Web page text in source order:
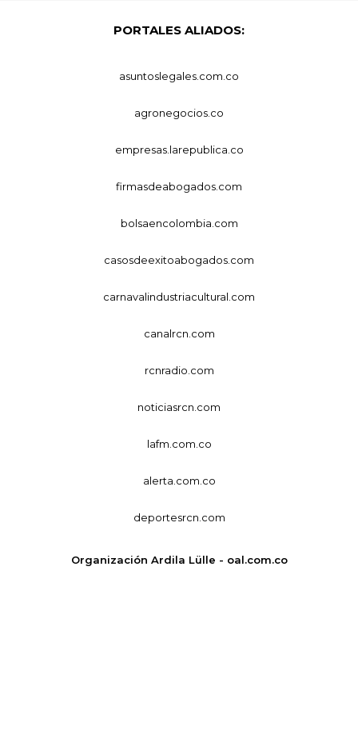
PORTALES ALIADOS:
asuntoslegales.com.co
agronegocios.co
empresas.larepublica.co
firmasdeabogados.com
bolsaencolombia.com
casosdeexitoabogados.com
carnavalindustriacultural.com
canalrcn.com
rcnradio.com
noticiasrcn.com
lafm.com.co
alerta.com.co
deportesrcn.com
Organización Ardila Lülle - oal.com.co